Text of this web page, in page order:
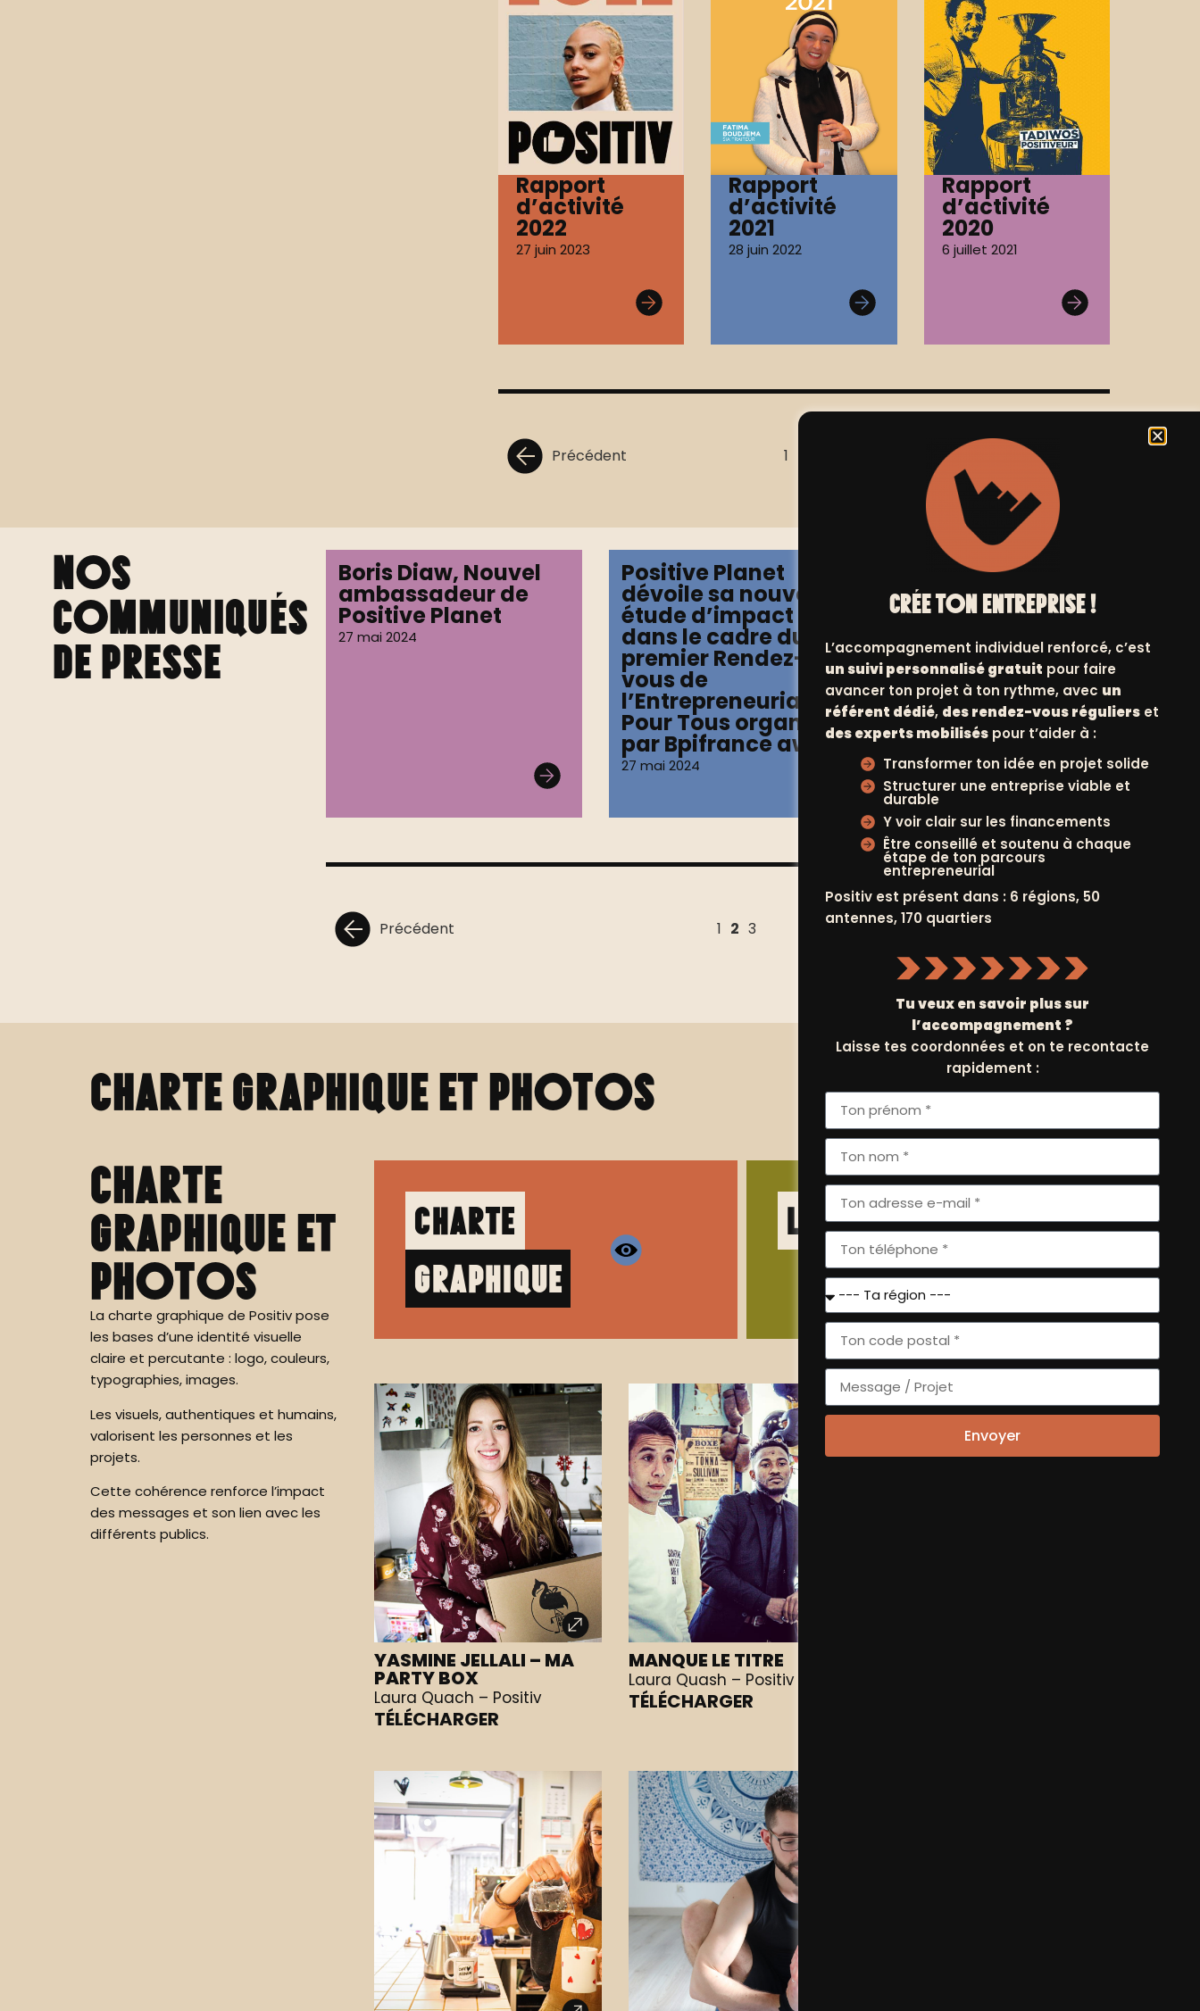
Rapport
d’activité
2022
27 juin 2023
Rapport
d’activité
2021
28 juin 2022
Rapport
d’activité
2020
6 juillet 2021
Précédent 1 Suivant
Nos
Communiqués
de presse
Boris Diaw, Nouvel
ambassadeur de
Positive Planet
27 mai 2024
Positive Planet
dévoile sa nouvelle
étude d’impact
dans le cadre du
premier Rendez-
vous de
l’Entrepreneuriat
Pour Tous organisé
par Bpifrance aw
27 mai 2024
Soutenu par les
fondations air
liquide et eiffage,
positive planet
ouvre son premier
positive shop !
27 mai 2024
Précédent 1 2 3
charte graphique et photos
charte
graphique et
photos
La charte graphique de Positiv pose
les bases d’une identité visuelle
claire et percutante : logo, couleurs,
typographies, images.
Les visuels, authentiques et humains,
valorisent les personnes et les
projets.
Cette cohérence renforce l’impact
des messages et son lien avec les
différents publics.
Charte
Graphique
Logothèque
YASMINE JELLALI – MA
PARTY BOX
Laura Quach – Positiv
TÉLÉCHARGER
MANQUE LE TITRE
Laura Quash – Positiv
TÉLÉCHARGER
CRÉE TON ENTREPRISE !
L’accompagnement individuel renforcé, c’est
un suivi personnalisé gratuit pour faire
avancer ton projet à ton rythme, avec un
référent dédié, des rendez-vous réguliers et
des experts mobilisés pour t’aider à :
Transformer ton idée en projet solide
Structurer une entreprise viable et
durable
Y voir clair sur les financements
Être conseillé et soutenu à chaque
étape de ton parcours
entrepreneurial
Positiv est présent dans : 6 régions, 50
antennes, 170 quartiers
Tu veux en savoir plus sur
l’accompagnement ?
Laisse tes coordonnées et on te recontacte
rapidement :
Envoyer